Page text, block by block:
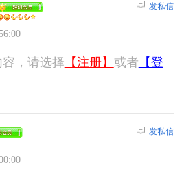
发私信
，请选择 【注册】 或者 【登
发私信